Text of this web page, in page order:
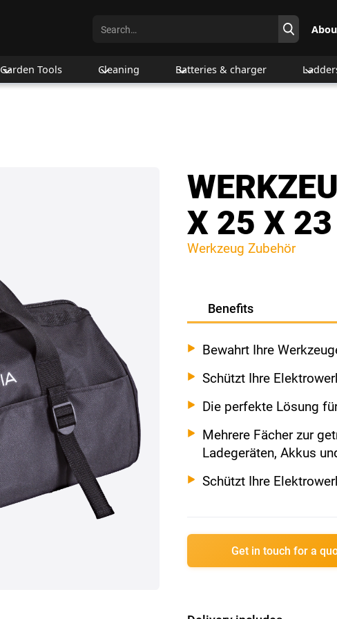
Garden Tools Cleaning Batteries & charger
X 25 X
Werkzeug Zubehör
Benefits
Bewahrt Ihre
Schützt Ihre
Die perfekte Lösung
Mehrere Fächer zur
Ladegeräten, Akkus
Schützt Ihre
Get in touch for a